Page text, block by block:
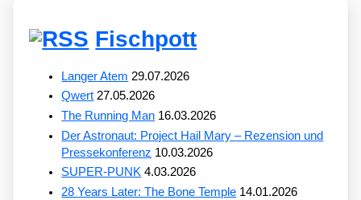
Fischpott
Langer Atem 29.07.2026
Qwert 27.05.2026
The Running Man 16.03.2026
Der Astronaut: Project Hail Mary – Rezension und
Pressekonferenz 10.03.2026
SUPER-PUNK 4.03.2026
28 Years Later: The Bone Temple 14.01.2026